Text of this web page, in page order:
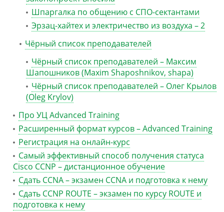
Шпаргалка по общению с СПО-сектантами
Эрзац-хайтех и электричество из воздуха – 2
Чёрный список преподавателей
Чёрный список преподавателей – Максим
Шапошников (Maxim Shaposhnikov, shapa)
Чёрный список преподавателей – Олег Крылов
(Oleg Krylov)
Про УЦ Advanced Training
Расширенный формат курсов – Advanced Training
Регистрация на онлайн-курс
Самый эффективный способ получения статуса
Cisco CCNP – дистанционное обучение
Сдать CCNA – экзамен CCNA и подготовка к нему
Сдать CCNP ROUTE – экзамен по курсу ROUTE и
подготовка к нему